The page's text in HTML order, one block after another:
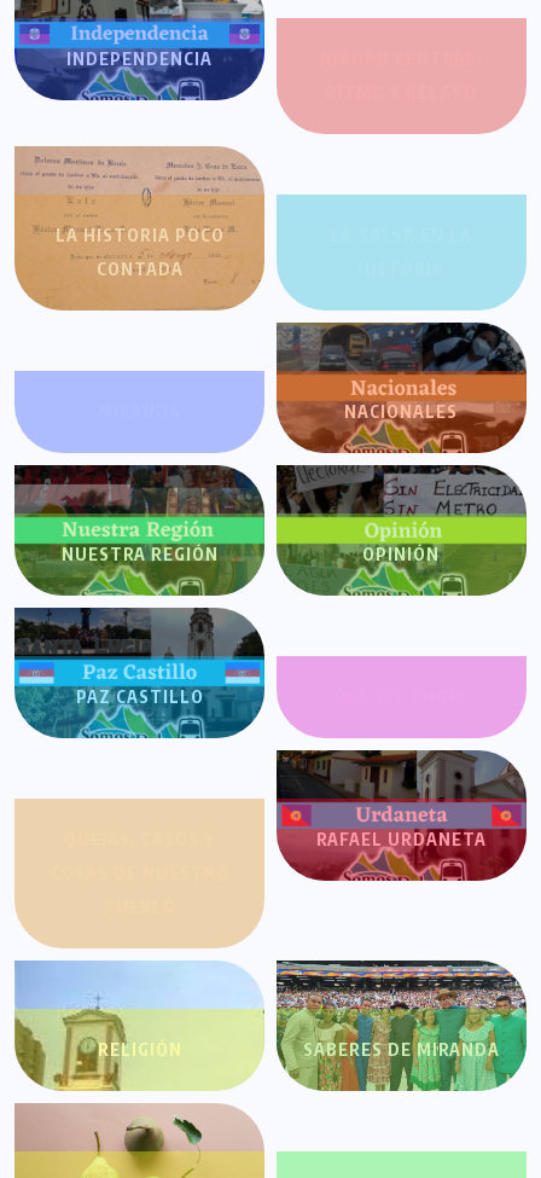
INDEPENDENCIA
LA HISTORIA POCO
CONTADA
NACIONALES
NUESTRA REGIÓN OPINIÓN
PAZ CASTILLO
RAFAEL URDANETA
RELIGIÓN SABERES DE MIRANDA